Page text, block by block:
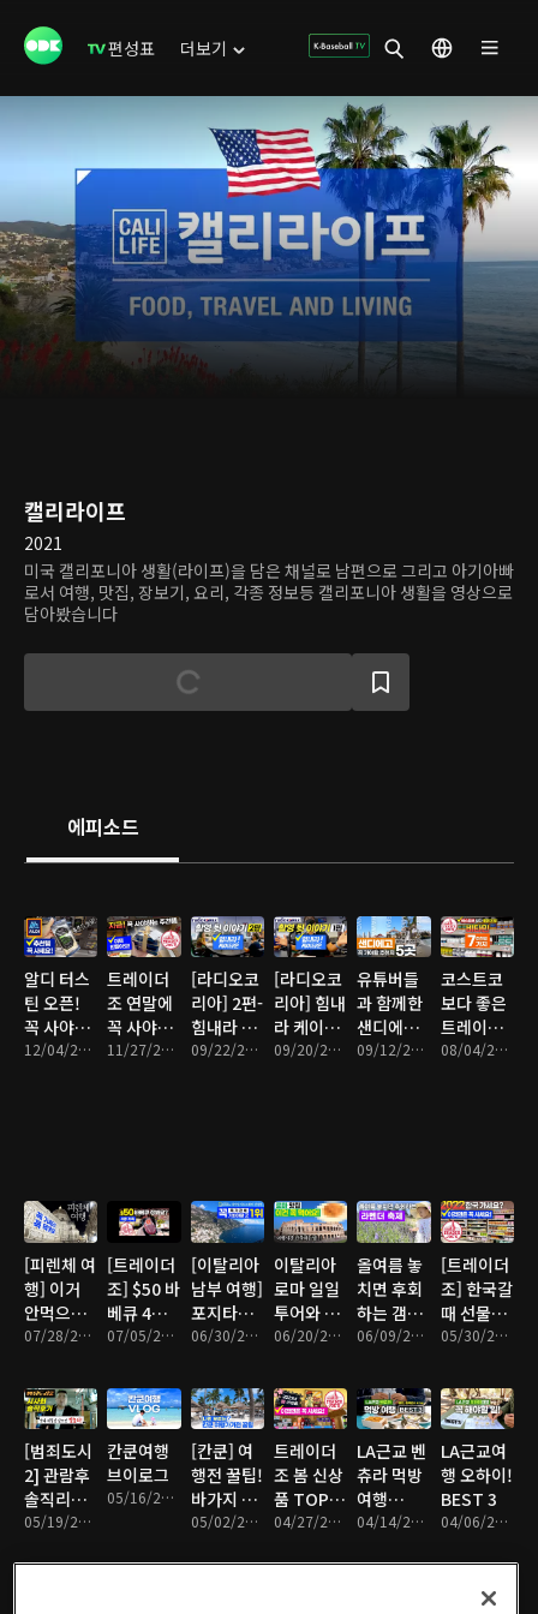
편성표 더보기
캘리라이프
2021
미국 캘리포니아 생활(라이프)을 담은 채널로 남편으로 그리고 아기아빠
로서 여행, 맛집, 장보기, 요리, 각종 정보등 캘리포니아 생활을 영상으로
담아봤습니다
에피소드
알디 터스
틴 오픈!
꼭 사야하
는 추천제
12/04/2022 • 6분
트레이더
조 연말에
꼭 사야하
는 추천제
11/27/2022 • 6분
[라디오코
리아] 2편-
힘내라 케
이타운 촬
09/22/2022 • 18분
[라디오코
리아] 힘내
라 케이타
운 촬영 뒷
09/20/2022 • 18분
유튜버들
과 함께한
샌디에고
여행 엄선
09/12/2022 • 15분
코스트코
보다 좋은
트레이더
조 비타민
08/04/2022 • 7분
[피렌체 여
행] 이거
안먹으면
손해!
07/28/2022 • 11분
[트레이더
조] $50 바
베큐 4인
가족 장보
07/05/2022 • 7분
[이탈리아
남부 여행]
포지타노
& 폼페이06/30/2022 • 6분
이탈리아
로마 일일
투어와 로
마 맛집 06/20/2022 • 7분
올여름 놓
치면 후회
하는 갬성
LA근교 나
06/09/2022 • 10분
[트레이더
조] 한국갈
때 선물로
꼭 사야하
05/30/2022 • 9분
[범죄도시
2] 관람후
솔직리뷰!
이 영화 봐
05/19/2022 • 4분
칸쿤여행
브이로그
05/16/2022 • 1분
[칸쿤] 여
행전 꿀팁!
바가지 조
심!
05/02/2022 • 4분
트레이더
조 봄 신상
품 TOP3
추천템 04/27/2022 • 9분
LA근교 벤
츄라 먹방
여행
BEST 304/14/2022 • 9분
LA근교여
행 오하이!
BEST 3
04/06/2022 • 13분